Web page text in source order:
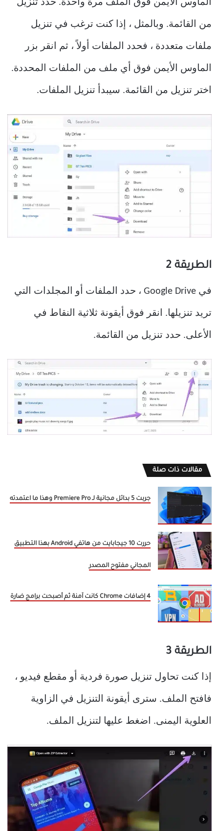
الماوس الأيمن فوق الملف مرة واحدة. حدد تنزيل
من القائمة. وبالمثل ، إذا كنت ترغب في تنزيل
ملفات متعددة ، فحدد الملفات أولاً ، ثم انقر بزر
الماوس الأيمن فوق أي ملف من الملفات المحددة.
اختر تنزيل من القائمة. سيبدأ تنزيل الملفات.
الطريقة 2
في Google Drive ، حدد الملفات أو المجلدات التي
تريد تنزيلها. انقر فوق أيقونة ثلاثية النقاط في
الأعلى. حدد تنزيل من القائمة.
مقالات ذات صلة
جربت 5 بدائل مجانية لـ Premiere Pro وهذا ما اعتمدته
حررت 10 جيجابايت من هاتفي Android بهذا التطبيق
المجاني مفتوح المصدر
4 إضافات Chrome كانت آمنة ثم أصبحت برامج ضارة
الطريقة 3
إذا كنت تحاول تنزيل صورة فردية أو مقطع فيديو ،
فافتح الملف. سترى أيقونة التنزيل في الزاوية
العلوية اليمنى. اضغط عليها لتنزيل الملف.